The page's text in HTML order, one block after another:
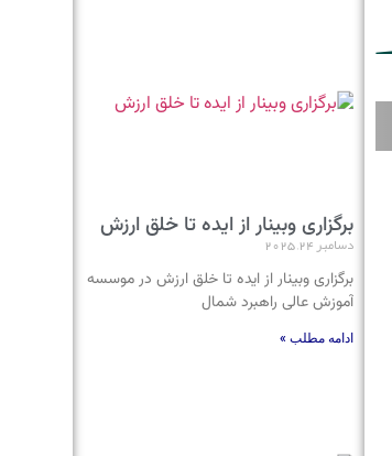
برگزاری وبینار از ایده تا خلق ارزش
دسامبر 24, 2025
برگزاری وبینار از ایده تا خلق ارزش در موسسه
آموزش عالی راهبرد شمال
ادامه مطلب »